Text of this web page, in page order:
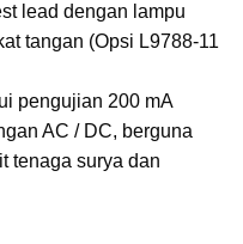
lead dengan lampu
tangan (Opsi L9788-11
pengujian 200 mA
AC / DC, berguna
tenaga surya dan